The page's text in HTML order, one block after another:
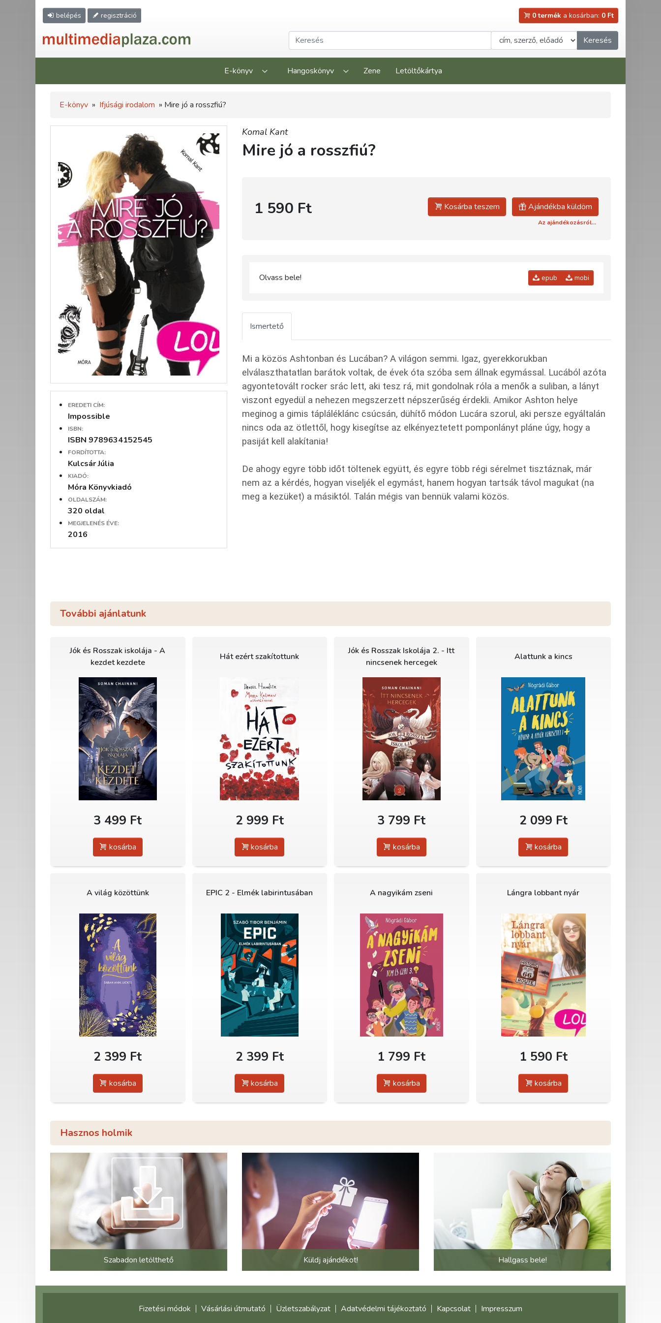
belépés regisztráció 0 termék a kosárban: 0 Ft
Keresés
E-könyv Hangoskönyv Zene Letöltőkártya
E-könyv » Ifjúsági irodalom » Mire jó a rosszfiú?
EREDETI CÍM:
Impossible
ISBN:
ISBN 9789634152545
FORDÍTOTTA:
Kulcsár Júlia
KIADÓ:
Móra Könyvkiadó
OLDALSZÁM:
320 oldal
MEGJELENÉS ÉVE:
2016
Komal Kant
Mire jó a rosszfiú?
1 590 Ft Kosárba teszem Ajándékba küldöm
Az ajándékozásról...
Olvass bele! epub mobi
Ismertető
Mi a közös Ashtonban és Lucában? A világon semmi. Igaz, gyerekkorukban
elválaszthatatlan barátok voltak, de évek óta szóba sem állnak egymással. Lucából azóta
agyontetovált rocker srác lett, aki tesz rá, mit gondolnak róla a menők a suliban, a lányt
viszont egyedül a nehezen megszerzett népszerűség érdekli. Amikor Ashton helye
meginog a gimis tápláléklánc csúcsán, dühítő módon Lucára szorul, aki persze egyáltalán
nincs oda az ötlettől, hogy kisegítse az elkényeztetett pomponlányt pláne úgy, hogy a
pasiját kell alakítania!
De ahogy egyre több időt töltenek együtt, és egyre több régi sérelmet tisztáznak, már
nem az a kérdés, hogyan viseljék el egymást, hanem hogyan tartsák távol magukat (na
meg a kezüket) a másiktól. Talán mégis van bennük valami közös.
További ajánlatunk
Jók és Rosszak iskolája - A
kezdet kezdete
3 499 Ft
kosárba
Hát ezért szakítottunk
2 999 Ft
kosárba
Jók és Rosszak Iskolája 2. - Itt
nincsenek hercegek
3 799 Ft
kosárba
Alattunk a kincs
2 099 Ft
kosárba
A világ közöttünk
2 399 Ft
kosárba
EPIC 2 - Elmék labirintusában
2 399 Ft
kosárba
A nagyikám zseni
1 799 Ft
kosárba
Lángra lobbant nyár
1 590 Ft
kosárba
Hasznos holmik
Szabadon letölthető Küldj ajándékot! Hallgass bele!
Fizetési módok Vásárlási útmutató Üzletszabályzat Adatvédelmi tájékoztató Kapcsolat Impresszum